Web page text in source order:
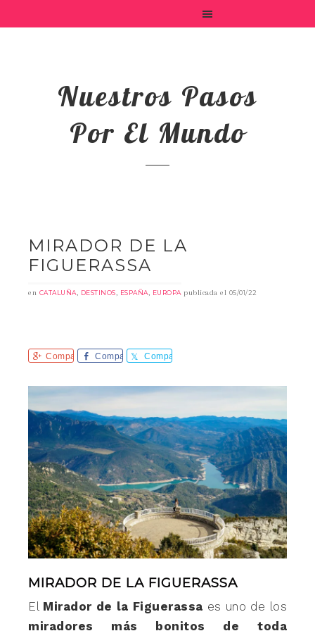
Nuestros Pasos
Por El Mundo
MIRADOR DE LA
FIGUERASSA
en CATALUÑA, DESTINOS, ESPAÑA, EUROPApublicada el 05/01/22
Comparte Comparte Comparte
MIRADOR DE LA FIGUERASSA
El Mirador de la Figuerassa es uno de los
miradores más bonitos de toda